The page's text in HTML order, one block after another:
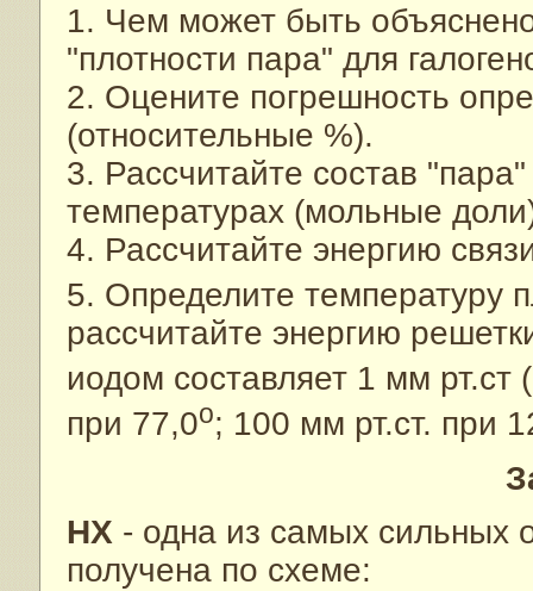
1. Чем может быть
"плотности пара" для
2. Оцените погрешность
(относительные %).
3. Рассчитайте состав
температурах (мольные
4. Рассчитайте энергию
5. Определите температуру
рассчитайте энергию
иодом составляет 1 мм
при 77,0о; 100 мм рт.ст. при
HX - одна из самых сильных
получена по схеме: